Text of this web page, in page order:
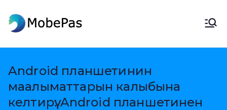
келтирүү жана мобилдик өткөрүп
берүү
Android планшетинин
маалыматтарын калыбына
келтирүү: Android планшетинен